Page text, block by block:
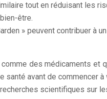
tout en réduisant les
être.
» peuvent contribuer à
des médicaments et
avant de commencer
scientifiques sur